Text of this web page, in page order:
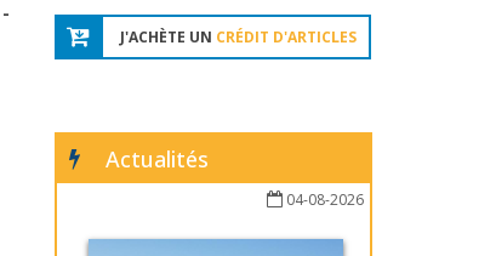
-
J'ACHÈTE UN CRÉDIT D'ARTICLES
Actualités
04-08-2026